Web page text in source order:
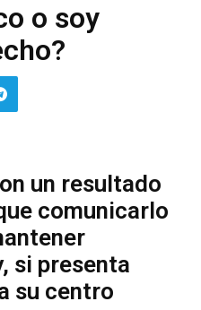
o soy
un resultado
comunicarlo
si presenta
su centro